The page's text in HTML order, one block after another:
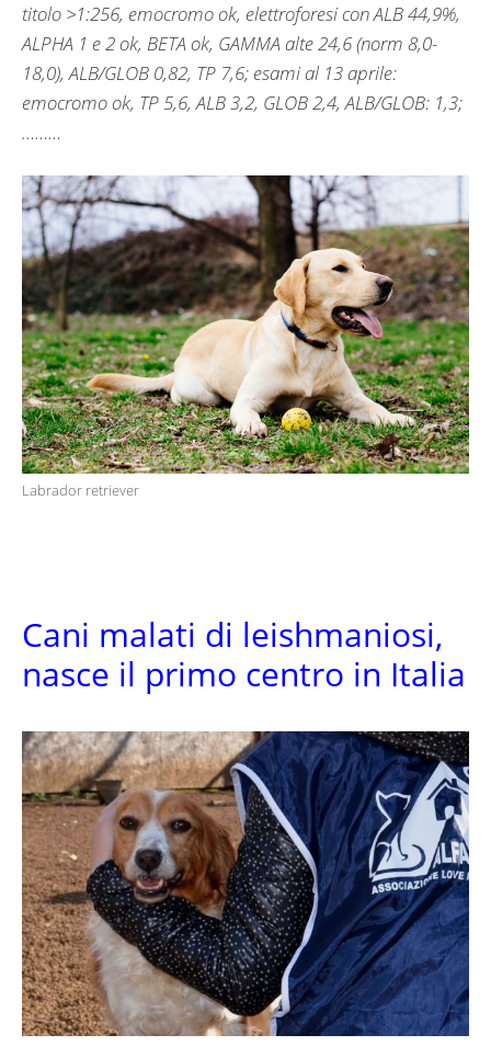
titolo >1:256, emocromo ok, elettroforesi con ALB 44,9%,
ALPHA 1 e 2 ok, BETA ok, GAMMA alte 24,6 (norm 8,0-
18,0), ALB/GLOB 0,82, TP 7,6; esami al 13 aprile:
emocromo ok, TP 5,6, ALB 3,2, GLOB 2,4, ALB/GLOB: 1,3;
………
Labrador retriever
Cani malati di leishmaniosi,
nasce il primo centro in Italia